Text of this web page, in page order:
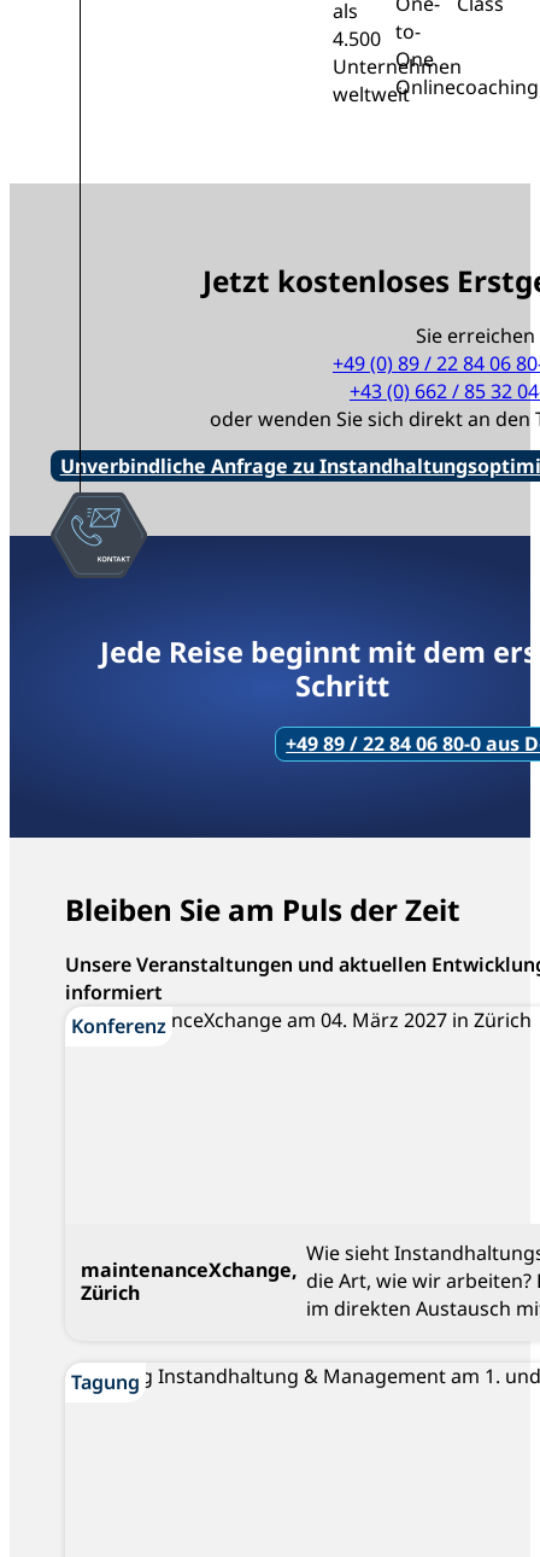
als
4.500
Unternehmen
weltweit
to-
One
Onlinecoaching
Jetzt kostenloses
Sie
+49 (0) 89 / 22 84 06
+43 (0) 662 / 85 32
oder wenden Sie sich direkt an den
Unverbindliche Anfrage zu
Jede Reise beginnt mit dem
Schritt
+49 89 / 22 84 06 80-0 aus
Bleiben Sie am Puls der Zeit
Unsere Veranstaltungen und aktuellen
informiert
Konferenz
Konferenz
maintenanceXchange,
Zürich
Wie sieht
die Art, wie wir
im direkten Austausch
Blog
Tagung